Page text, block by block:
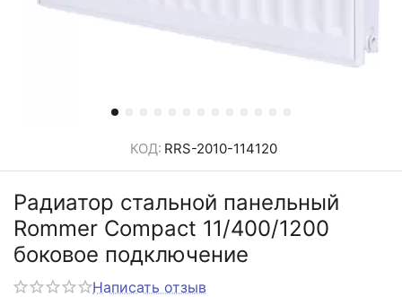
КОД: RRS-2010-114120
Радиатор стальной панельный
Rommer Compact 11/400/1200
боковое подключение
Написать отзыв